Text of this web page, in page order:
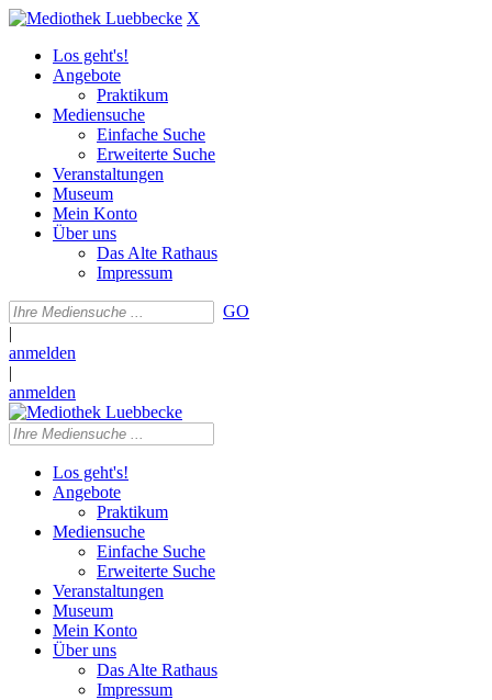
X
Los geht's!
Angebote
Praktikum
Mediensuche
Einfache Suche
Erweiterte Suche
Veranstaltungen
Museum
Mein Konto
Über uns
Das Alte Rathaus
Impressum
GO
|
anmelden
|
anmelden
Los geht's!
Angebote
Praktikum
Mediensuche
Einfache Suche
Erweiterte Suche
Veranstaltungen
Museum
Mein Konto
Über uns
Das Alte Rathaus
Impressum